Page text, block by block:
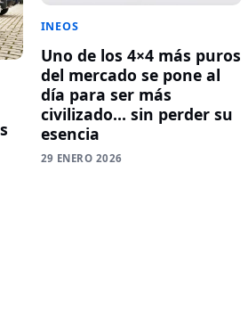
INEOS
Uno de los 4×4 más puros
del mercado se pone al
día para ser más
civilizado… sin perder su
esencia
29 ENERO 2026